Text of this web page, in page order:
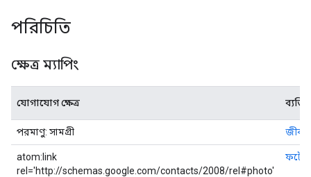
পরিচিতি
ক্ষেত্র ম্যাপিং
যোগাযোগ ক্ষেত্র ব্যক্তি
পরমাণু: সামগ্রী
atom:link
rel='http://schemas.google.com/contacts/2008/rel#photo'
ফটো